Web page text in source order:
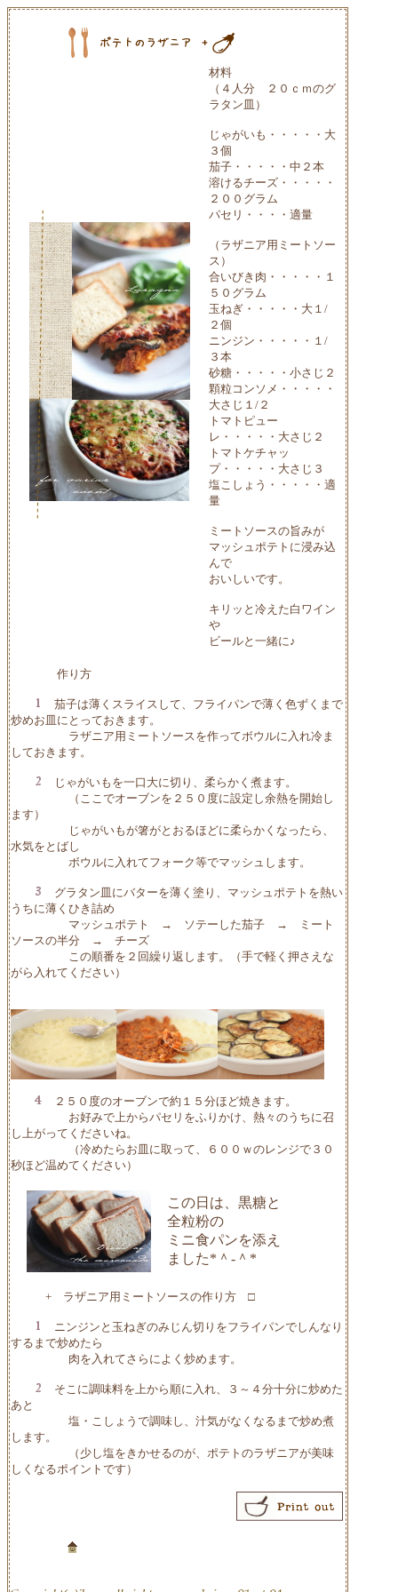
材料
（４人分 ２０ｃｍのグ
ラタン皿）
じゃがいも・・・・・大
３個
茄子・・・・・中２本
溶けるチーズ・・・・・
２００グラム
パセリ・・・・適量
（ラザニア用ミートソー
ス）
合いびき肉・・・・・１
５０グラム
玉ねぎ・・・・・大１/
２個
ニンジン・・・・・１/
３本
砂糖・・・・・小さじ２
顆粒コンソメ・・・・・
大さじ１/２
トマトピュー
レ・・・・・大さじ２
トマトケチャッ
プ・・・・・大さじ３
塩こしょう・・・・・適
量
ミートソースの旨みが
マッシュポテトに浸み込
んで
おいしいです。
キリッと冷えた白ワイン
や
ビールと一緒に♪
作り方
茄子は薄くスライスして、フライパンで薄く色ずくまで
炒めお皿にとっておきます。
ラザニア用ミートソースを作ってボウルに入れ冷ま
しておきます。
じゃがいもを一口大に切り、柔らかく煮ます。
（ここでオーブンを２５０度に設定し余熱を開始し
ます）
じゃがいもが箸がとおるほどに柔らかくなったら、
水気をとばし
ボウルに入れてフォーク等でマッシュします。
グラタン皿にバターを薄く塗り、マッシュポテトを熱い
うちに薄くひき詰め
マッシュポテト → ソテーした茄子 → ミート
ソースの半分 → チーズ
この順番を２回繰り返します。（手で軽く押さえな
がら入れてください）
２５０度のオーブンで約１５分ほど焼きます。
お好みで上からパセリをふりかけ、熱々のうちに召
し上がってくださいね。
（冷めたらお皿に取って、６００ｗのレンジで３０
秒ほど温めてください）
この日は、黒糖と
全粒粉の
ミニ食パンを添え
ました*＾-＾*
+ ラザニア用ミートソースの作り方 □
ニンジンと玉ねぎのみじん切りをフライパンでしんなり
するまで炒めたら
肉を入れてさらによく炒めます。
そこに調味料を上から順に入れ、３～４分十分に炒めた
あと
塩・こしょうで調味し、汁気がなくなるまで炒め煮
します。
（少し塩をきかせるのが、ポテトのラザニアが美味
しくなるポイントです）